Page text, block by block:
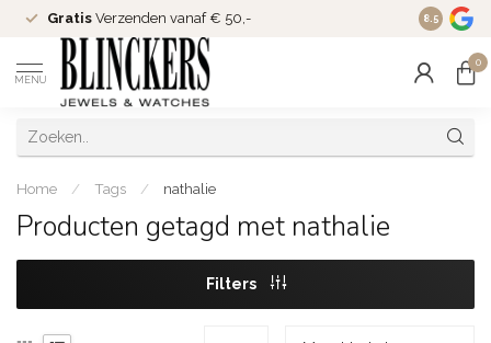
Gratis Verzenden vanaf € 50,- Since
8.5
MENU
0
Home / Tags / nathalie
Producten getagd met nathalie
Filters